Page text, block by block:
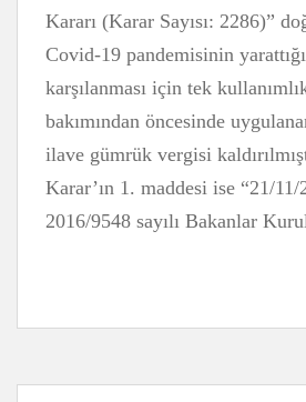
Kararı (Karar Sayısı: 2286)”
Covid-19 pandemisinin
karşılanması için tek
bakımından öncesinde
ilave gümrük vergisi
Karar’ın 1. maddesi ise “21/
2016/9548 sayılı Bakanlar